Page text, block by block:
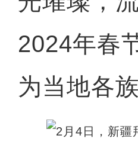
2024年春
为当地各